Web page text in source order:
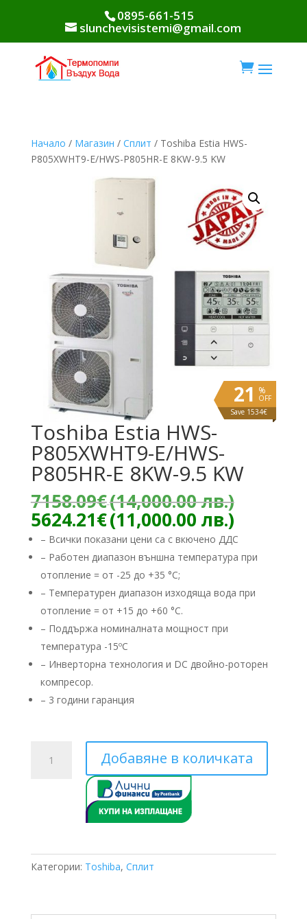
0895-661-515
slunchevisistemi@gmail.com

Начало / Магазин / Сплит / Toshiba Estia HWS-
P805XWHT9-E/HWS-P805HR-E 8KW-9.5 KW
%
OFF
21
Save 1534€
Toshiba Estia HWS-
P805XWHT9-E/HWS-
P805HR-E 8KW-9.5 KW
7158.09€(14,000.00 лв.)
5624.21€(11,000.00 лв.)
цена
е:
лв.).
– Всички показани цени са с вкючено ДДС
– Работен диапазон външна температура при
отопление = от -25 до +35 °C;
– Температурен диапазон изходяща вода при
отопление = от +15 до +60 °C.
– Поддържа номиналната мощност при
температура -15ºС
– ​Инверторна технология и DC двойно-роторен
компресор.
– 3 години гаранция
Добавяне в количката
Категории: Toshiba, Сплит